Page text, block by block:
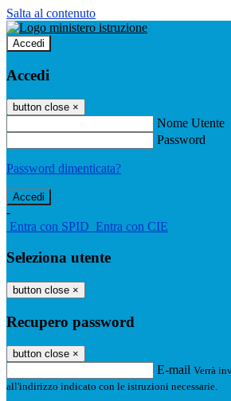
Salta al contenuto
Accedi
Accedi
button close ×
Nome Utente
Password
Password dimenticata?
-
Entra con SPID Entra con CIE
Seleziona utente
button close ×
Recupero password
button close ×
E-mail Verrà
all'indirizzo indicato con le istruzioni necessarie.